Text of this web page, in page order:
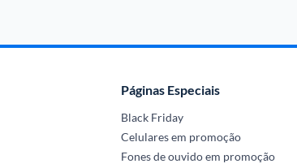
Páginas Especiais
Black Friday
Celulares em promoção
Fones de ouvido em promoção